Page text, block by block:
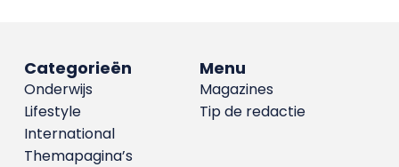
Menu
Magazines
Tip de redactie
Categorieën
Onderwijs
Lifestyle
International
Themapagina’s